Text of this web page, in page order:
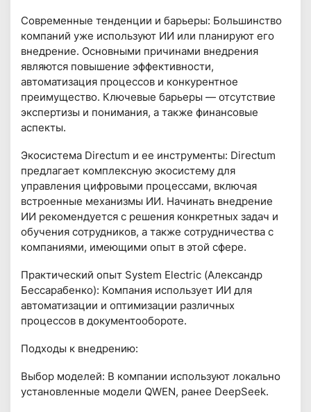
Современные тенденции и барьеры: Большинство
компаний уже используют ИИ или планируют его
внедрение. Основными причинами внедрения
являются повышение эффективности,
автоматизация процессов и конкурентное
преимущество. Ключевые барьеры — отсутствие
экспертизы и понимания, а также финансовые
аспекты.
Экосистема Directum и ее инструменты: Directum
предлагает комплексную экосистему для
управления цифровыми процессами, включая
встроенные механизмы ИИ. Начинать внедрение
ИИ рекомендуется с решения конкретных задач и
обучения сотрудников, а также сотрудничества с
компаниями, имеющими опыт в этой сфере.
Практический опыт System Electric (Александр
Бессарабенко): Компания использует ИИ для
автоматизации и оптимизации различных
процессов в документообороте.
Подходы к внедрению:
Выбор моделей: В компании используют локально
установленные модели QWEN, ранее DeepSeek.